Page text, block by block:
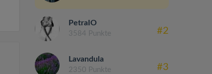
PetraIO
3584 Punkte #2
Lavandula
2350 Punkte #3